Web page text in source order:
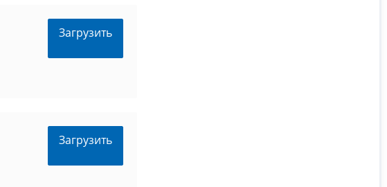
Загрузить
Загрузить